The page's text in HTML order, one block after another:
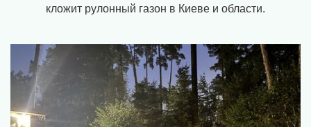
кложит рулонный газон в Киеве и области.